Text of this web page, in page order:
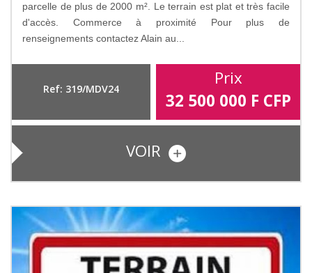
parcelle de plus de 2000 m². Le terrain est plat et très facile
d'accès. Commerce à proximité Pour plus de
renseignements contactez Alain au...
Ref: 319/MDV24
Prix
32 500 000 F CFP
VOIR